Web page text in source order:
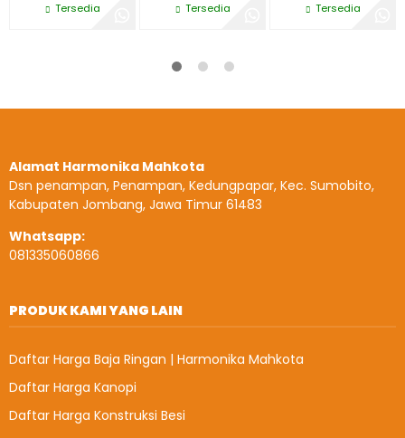
Tersedia Tersedia Tersedia
Alamat Harmonika Mahkota
Dsn penampan, Penampan, Kedungpapar, Kec. Sumobito,
Kabupaten Jombang, Jawa Timur 61483
Whatsapp:
081335060866
PRODUK KAMI YANG LAIN
Daftar Harga Baja Ringan | Harmonika Mahkota
Daftar Harga Kanopi
Daftar Harga Konstruksi Besi